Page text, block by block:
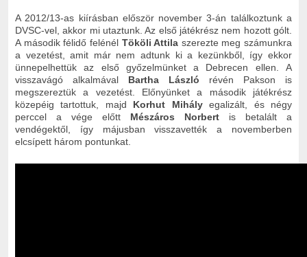
A 2012/13-as kiírásban először november 3-án találkoztunk a
DVSC-vel, akkor mi utaztunk. Az első játékrész nem hozott gólt.
A második félidő felénél Tököli Attila szerezte meg számunkra
a vezetést, amit már nem adtunk ki a kezünkből, így ekkor
ünnepelhettük az első győzelmünket a Debrecen ellen.
A
visszavágó alkalmával Bartha László révén Pakson is
megszereztük a vezetést. Előnyünket a második játékrész
közepéig tartottuk, majd Korhut Mihályegalizált, és négy
perccel a vége előtt Mészáros Norbert is betalált a
vendégektől, így májusban visszavették a novemberben
elcsípett három pontunkat.